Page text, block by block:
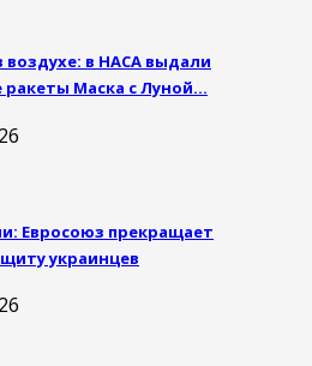
воздухе: в НАСА выдали
ракеты Маска с Луной…
Евросоюз прекращает
украинцев